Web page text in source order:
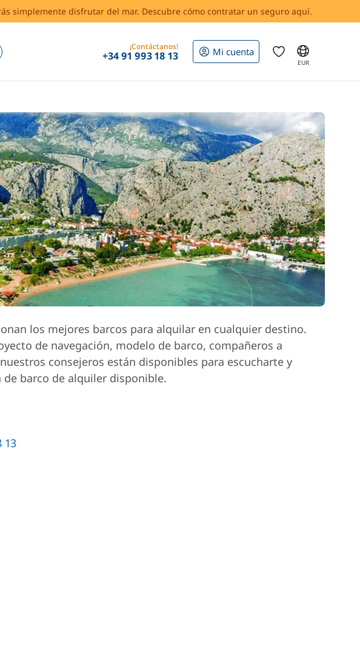
simplemente disfrutar del mar. Descubre cómo contratar un seguro aquí.
¡Contáctanos!
+34 91 993 18 13 Mi cuenta
EUR
los mejores barcos para alquilar en cualquier destino.
de navegación, modelo de barco, compañeros a
consejeros están disponibles para escucharte y
barco de alquiler disponible.
13